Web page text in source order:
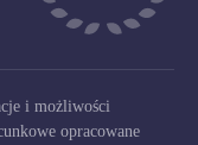
i możliwości
opracowane